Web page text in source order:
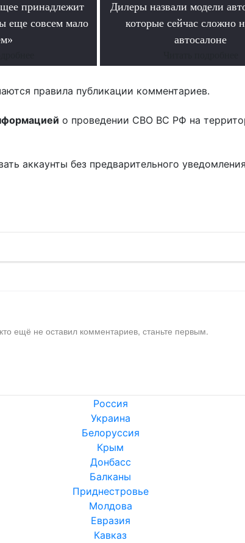
принадлежит
еще совсем мало
Дилеры назвали модели
которые сейчас сложно
автосалоне
правила публикации комментариев.
о проведении СВО ВС РФ на
аккаунты без предварительного
ещё не оставил комментариев, станьте первым.
Россия
Украина
Белоруссия
Крым
Донбасс
Балканы
Приднестровье
Молдова
Евразия
Кавказ